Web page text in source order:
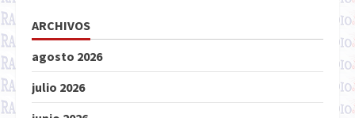
ARCHIVOS
agosto 2026
julio 2026